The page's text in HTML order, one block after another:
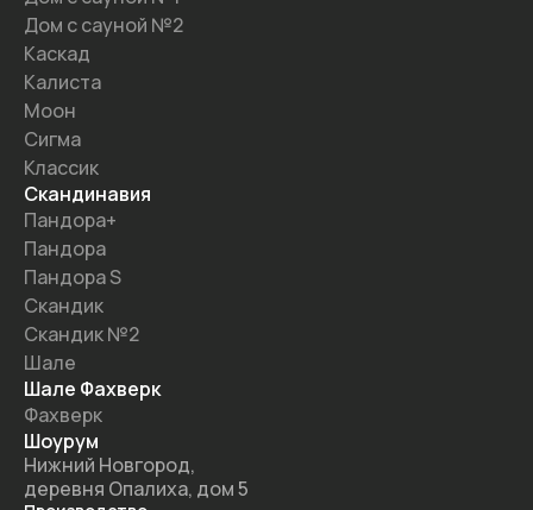
Дом с сауной №2
Каскад
Калиста
Моон
Сигма
Классик
Скандинавия
Пандора+
Пандора
Пандора S
Скандик
Скандик №2
Шале
Шале Фахверк
Фахверк
Шоурум
Нижний Новгород,
деревня Опалиха, дом 5